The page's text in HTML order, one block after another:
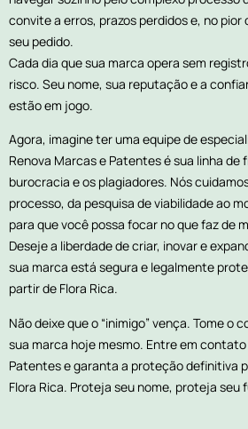
convite a erros, prazos perdidos e, no pior
seu pedido.
Cada dia que sua marca opera sem
risco. Seu nome, sua reputação e a
estão em jogo.
Agora, imagine ter uma equipe de
Renova Marcas e Patentes é sua linha de
burocracia e os plagiadores. Nós
processo, da pesquisa de viabilidade ao
para que você possa focar no que faz de
Deseje a liberdade de criar, inovar e
sua marca está segura e legalmente
partir de Flora Rica.
Não deixe que o “inimigo” vença. Tome o
sua marca hoje mesmo. Entre em
Patentes e garanta a proteção definitiva
Flora Rica. Proteja seu nome, proteja seu